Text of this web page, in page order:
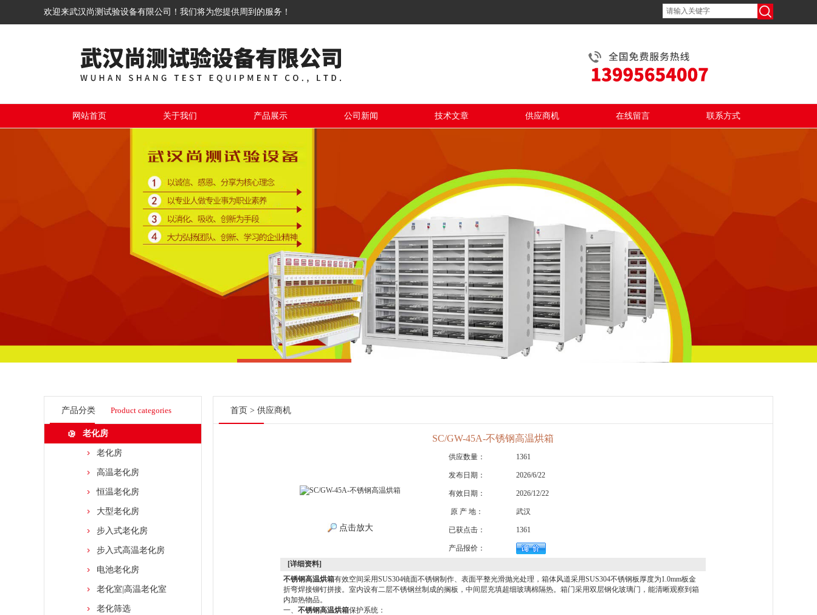
欢迎来武汉尚测试验设备有限公司！我们将为您提供周到的服务！
网站首页 关于我们 产品展示 公司新闻 技术文章 供应商机 在线留言 联系方式
产品分类 Product categories
老化房
老化房
高温老化房
恒温老化房
大型老化房
步入式老化房
步入式高温老化房
电池老化房
老化室|高温老化室
老化筛选
首页 > 供应商机
SC/GW-45A-不锈钢高温烘箱
点击放大
供应数量： 1361
发布日期： 2026/6/22
有效日期： 2026/12/22
原 产 地： 武汉
已获点击： 1361
产品报价：
[详细资料]
不锈钢高温烘箱有效空间采用SUS304镜面不锈钢制作、表面平整光滑抛光处理，箱体风道采用SUS304不锈钢板厚度为1.0mm板金
折弯焊接铆钉拼接。室内设有二层不锈钢丝制成的搁板，中间层充填超细玻璃棉隔热。箱门采用双层钢化玻璃门，能清晰观察到箱
内加热物品。
一、 不锈钢高温烘箱保护系统：